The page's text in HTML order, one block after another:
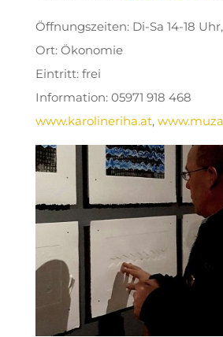
Öffnungszeiten: Di-Sa 14-18
Ort: Ökonomie
Eintritt: frei
Information: 05971 918 468
www.karolineriha.at,